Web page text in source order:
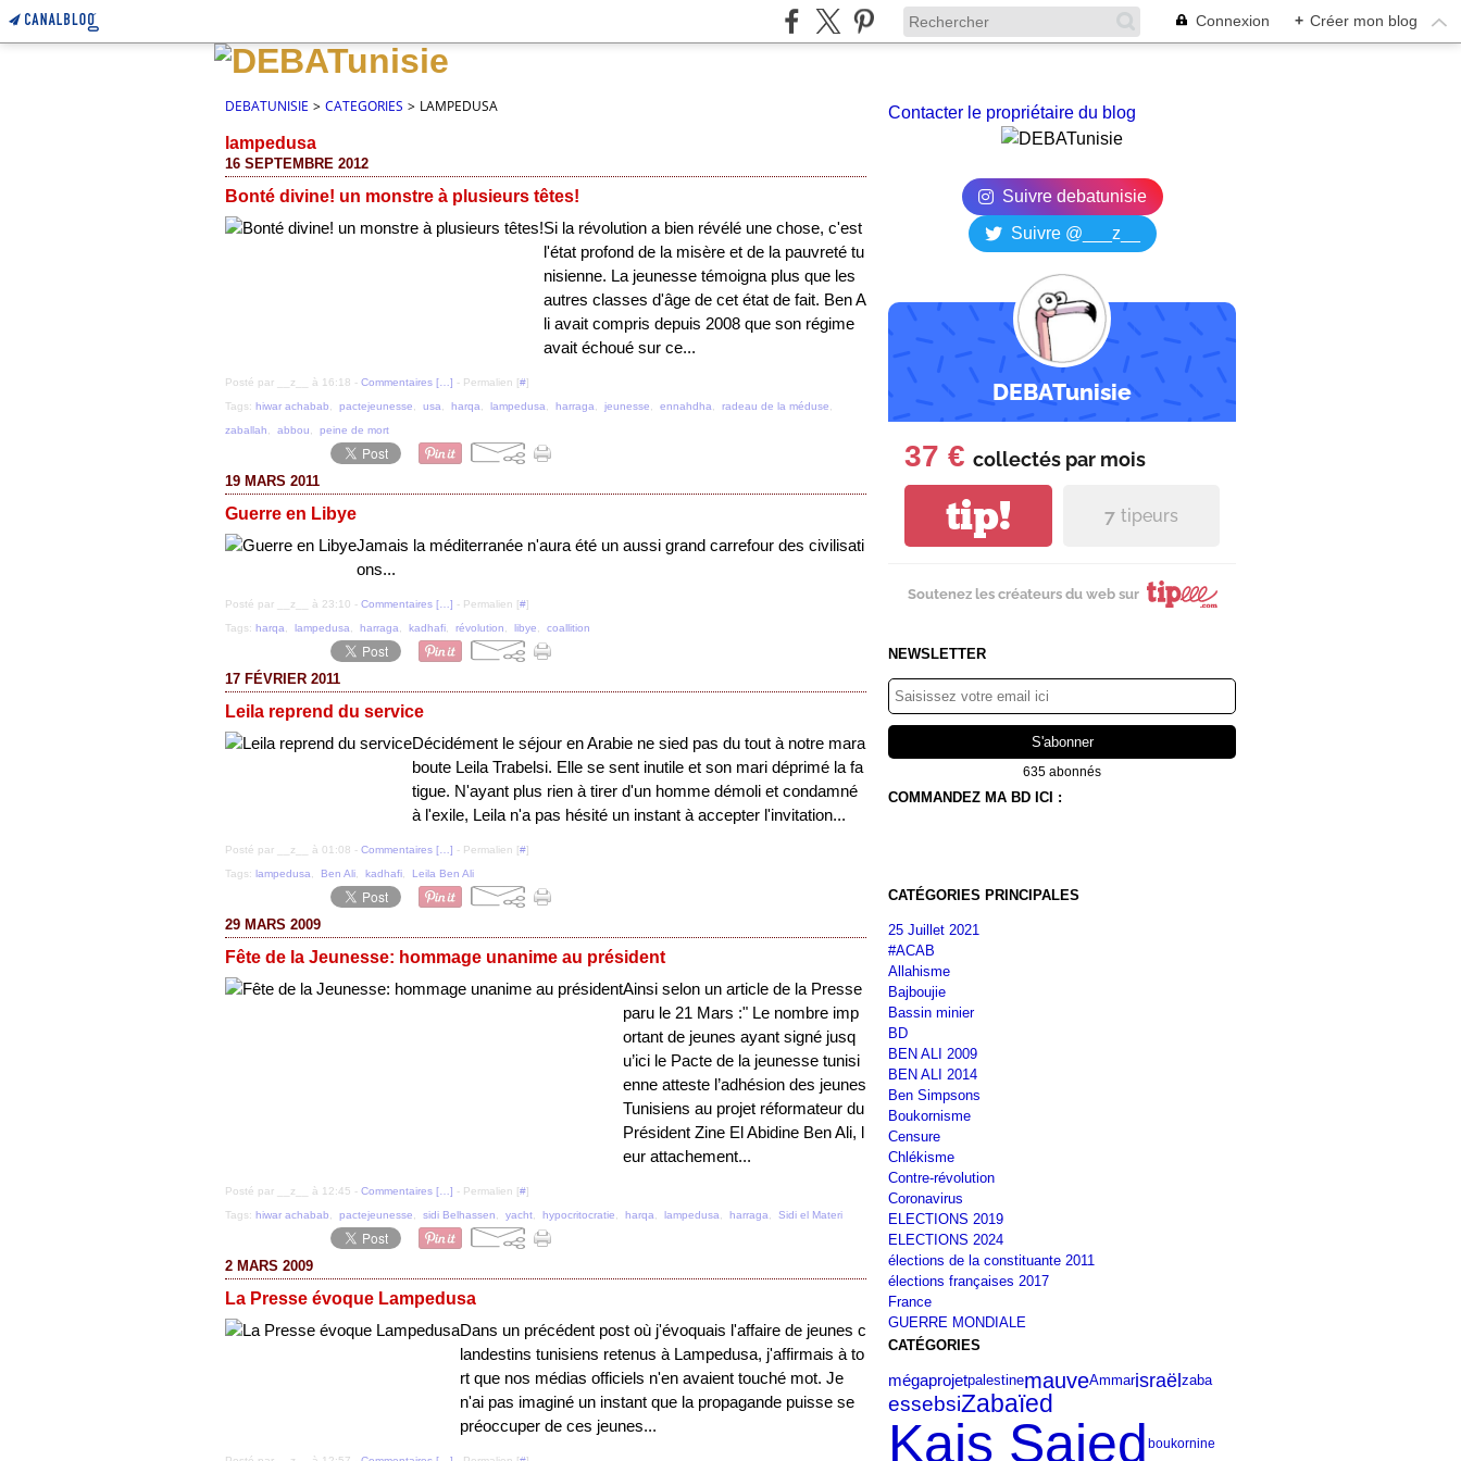
Connexion + Créer mon blog
DEBATUNISIE > CATEGORIES > LAMPEDUSA
lampedusa
16 SEPTEMBRE 2012
Bonté divine! un monstre à plusieurs têtes!
Si la révolution a bien révélé une chose, c'est
l'état profond de la misère et de la pauvreté tu
nisienne. La jeunesse témoigna plus que les
autres classes d'âge de cet état de fait. Ben A
li avait compris depuis 2008 que son régime
avait échoué sur ce...
Posté par __z__ à 16:18 - Commentaires [ ] - Permalien [#]
Tags: hiwar achabab pactejeunesse usa harqa lampedusa harraga jeunesse ennahdha radeau de la méduse
zaballah
abbou peine de mort
19 MARS 2011
Guerre en Libye
Jamais la méditerranée n'aura été un aussi grand carrefour des civilisati
ons...
Posté par __z__ à 23:10 - Commentaires [ ] - Permalien [#]
Tags: harqa lampedusa harraga kadhafi révolution libye coallition
17 FÉVRIER 2011
Leila reprend du service
Décidément le séjour en Arabie ne sied pas du tout à notre mara
boute Leila Trabelsi. Elle se sent inutile et son mari déprimé la fa
tigue. N'ayant plus rien à tirer d'un homme démoli et condamné
à l'exile, Leila n'a pas hésité un instant à accepter l'invitation...
Posté par __z__ à 01:08 - Commentaires [ ] - Permalien [#]
Tags: lampedusa Ben Ali kadhafi Leila Ben Ali
29 MARS 2009
Fête de la Jeunesse: hommage unanime au président
Ainsi selon un article de la Presse
paru le 21 Mars :" Le nombre imp
ortant de jeunes ayant signé jusq
u’ici le Pacte de la jeunesse tunisi
enne atteste l’adhésion des jeunes
Tunisiens au projet réformateur du
Président Zine El Abidine Ben Ali, l
eur attachement...
Posté par __z__ à 12:45 - Commentaires [ ] - Permalien [#]
Tags: hiwar achabab pactejeunesse sidi Belhassen yacht hypocritocratie harqa lampedusa harraga Sidi el Materi
2 MARS 2009
La Presse évoque Lampedusa
Dans un précédent post où j'évoquais l'affaire de jeunes c
landestins tunisiens retenus à Lampedusa, j'affirmais à to
rt que nos médias officiels n'en avaient touché mot. Je
n'ai pas imaginé un instant que la propagande puisse se
préoccuper de ces jeunes...
Contacter le propriétaire du blog
Suivre debatunisie
Suivre @___z__
DEBATunisie
37 € collectés par mois
tip! 7 tipeurs
Soutenez les créateurs du web sur
NEWSLETTER
635 abonnés
COMMANDEZ MA BD ICI :
CATÉGORIES PRINCIPALES
25 Juillet 2021
#ACAB
Allahisme
Bajboujie
Bassin minier
BD
BEN ALI 2009
BEN ALI 2014
Ben Simpsons
Boukornisme
Censure
Chlékisme
Contre-révolution
Coronavirus
ELECTIONS 2019
ELECTIONS 2024
élections de la constituante 2011
élections françaises 2017
France
GUERRE MONDIALE
CATÉGORIES
mégaprojetpalestinemauveAmmarisraëlzaba
essebsiZabaïed
Kais Saied boukornine